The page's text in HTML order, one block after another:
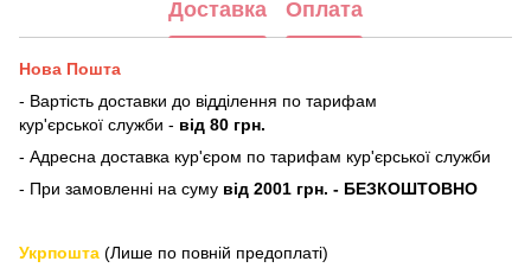
Доставка Оплата
Нова Пошта
- Вартість доставки до відділення по тарифам
кур'єрської служби - від 80 грн.
- Адресна доставка кур'єром по тарифам кур'єрської служби
- При замовленні на суму від 2001 грн. - БЕЗКОШТОВНО
Укрпошта (Лише по повній предоплаті)